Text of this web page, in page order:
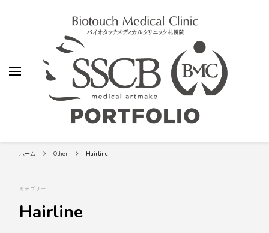
【SSCビューティークリニック】札
幌の総合アートメイク専門院-バイ
オタッチメディカルクリニック札
ホーム Other Hairline
カテゴリー
Hairline